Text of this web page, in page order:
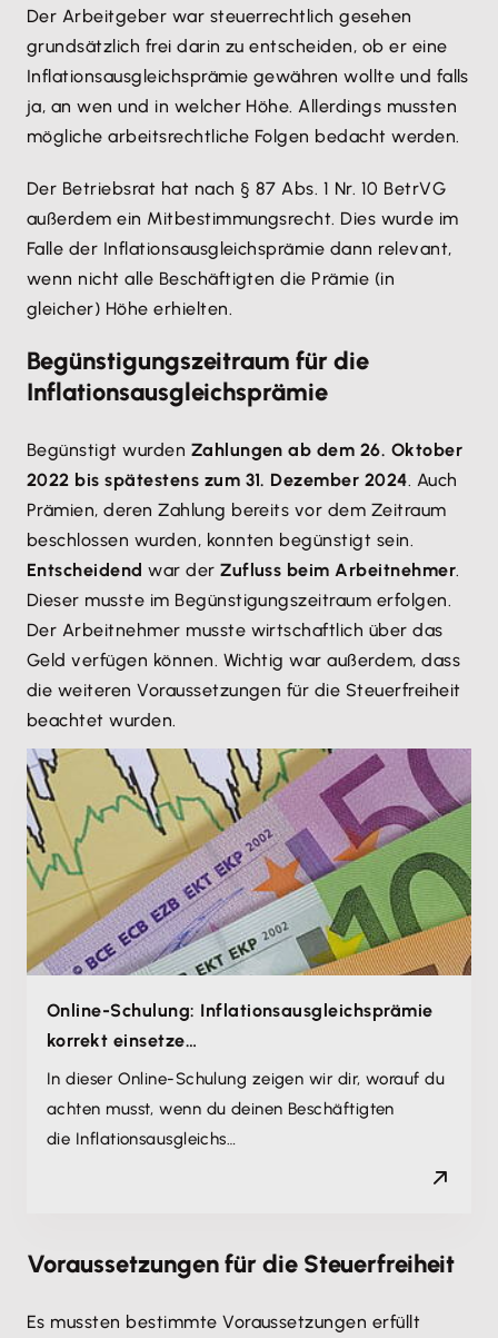
Der Arbeitgeber war steuerrechtlich gesehen
grundsätzlich frei darin zu entscheiden, ob er eine
Inflationsausgleichsprämie gewähren wollte und falls
ja, an wen und in welcher Höhe. Allerdings mussten
mögliche arbeitsrechtliche Folgen bedacht werden.
Der Betriebsrat hat nach § 87 Abs. 1 Nr. 10 BetrVG
außerdem ein Mitbestimmungsrecht. Dies wurde im
Falle der Inflationsausgleichsprämie dann relevant,
wenn nicht alle Beschäftigten die Prämie (in
gleicher) Höhe erhielten.
Begünstigungszeitraum für die
Inflationsausgleichsprämie
Begünstigt wurden Zahlungen ab dem 26. Oktober
2022 bis spätestens zum 31. Dezember 2024. Auch
Prämien, deren Zahlung bereits vor dem Zeitraum
beschlossen wurden, konnten begünstigt sein.
Entscheidend war derZufluss beim Arbeitnehmer.
Dieser musste im Begünstigungszeitraum erfolgen.
Der Arbeitnehmer musste wirtschaftlich über das
Geld verfügen können. Wichtig war außerdem, dass
die weiteren Voraussetzungen für die Steuerfreiheit
beachtet wurden.
Online-Schulung: Inflationsausgleichsprämie
korrekt einsetze…
In dieser Online-Schulung zeigen wir dir, worauf du
achten musst, wenn du deinen Beschäftigten
die Inflationsausgleichs…
Voraussetzungen für die Steuerfreiheit
Es mussten bestimmte Voraussetzungen erfüllt